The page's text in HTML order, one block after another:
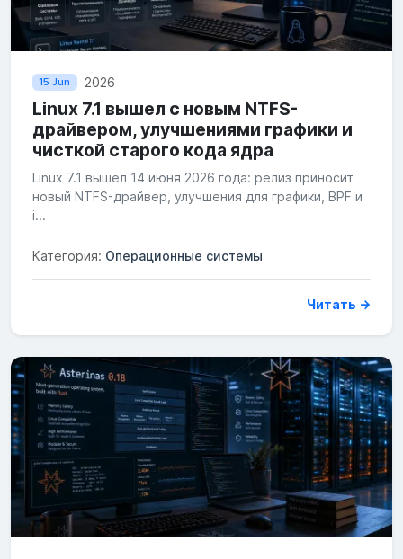
15 Jun 2026
Linux 7.1 вышел с новым NTFS-
драйвером, улучшениями графики и
чисткой старого кода ядра
Linux 7.1 вышел 14 июня 2026 года: релиз приносит
новый NTFS-драйвер, улучшения для графики, BPF и
i...
Категория: Операционные системы
Читать →